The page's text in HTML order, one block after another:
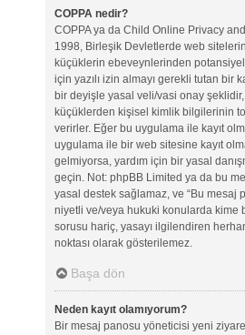
COPPA nedir?
COPPA ya da Child Online Privacy
1998, Birleşik Devletlerde web
küçüklerin ebeveynlerinden
için yazılı izin almayı gerekli tutan bir
bir deyişle yasal veli/vasi onay
küçüklerden kişisel kimlik bilgilerinin
verirler. Eğer bu uygulama ile kayıt
uygulama ile bir web sitesine kayıt
gelmiyorsa, yardım için bir yasal
geçin. Not: phpBB Limited ya da bu
yasal destek sağlamaz, ve “Bu mesaj
niyetli ve/veya hukuki konularda kime
sorusu hariç, yasayı ilgilendiren
noktası olarak gösterilemez.
Başa dön
Neden kayıt olamıyorum?
Bir mesaj panosu yöneticisi yeni